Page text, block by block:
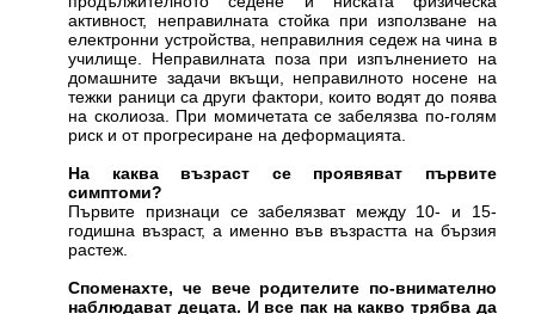
активност, неправилната стойка при използване на
електронни устройства, неправилния седеж на чина в
училище. Неправилната поза при изпълнението на
домашните задачи вкъщи, неправилното носене на
тежки раници са други фактори, които водят до поява
на сколиоза. При момичетата се забелязва по-голям
риск и от прогресиране на деформацията.
На каква възраст се проявяват първите
симптоми?
Първите признаци се забелязват между 10- и 15-
годишна възраст, а именно във възрастта на бързия
растеж.
Споменахте, че вече родителите по-внимателно
наблюдават децата. И все пак на какво трябва да